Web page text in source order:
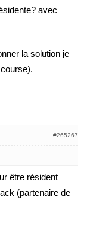
avec
la solution je
#265267
être résident
(partenaire de